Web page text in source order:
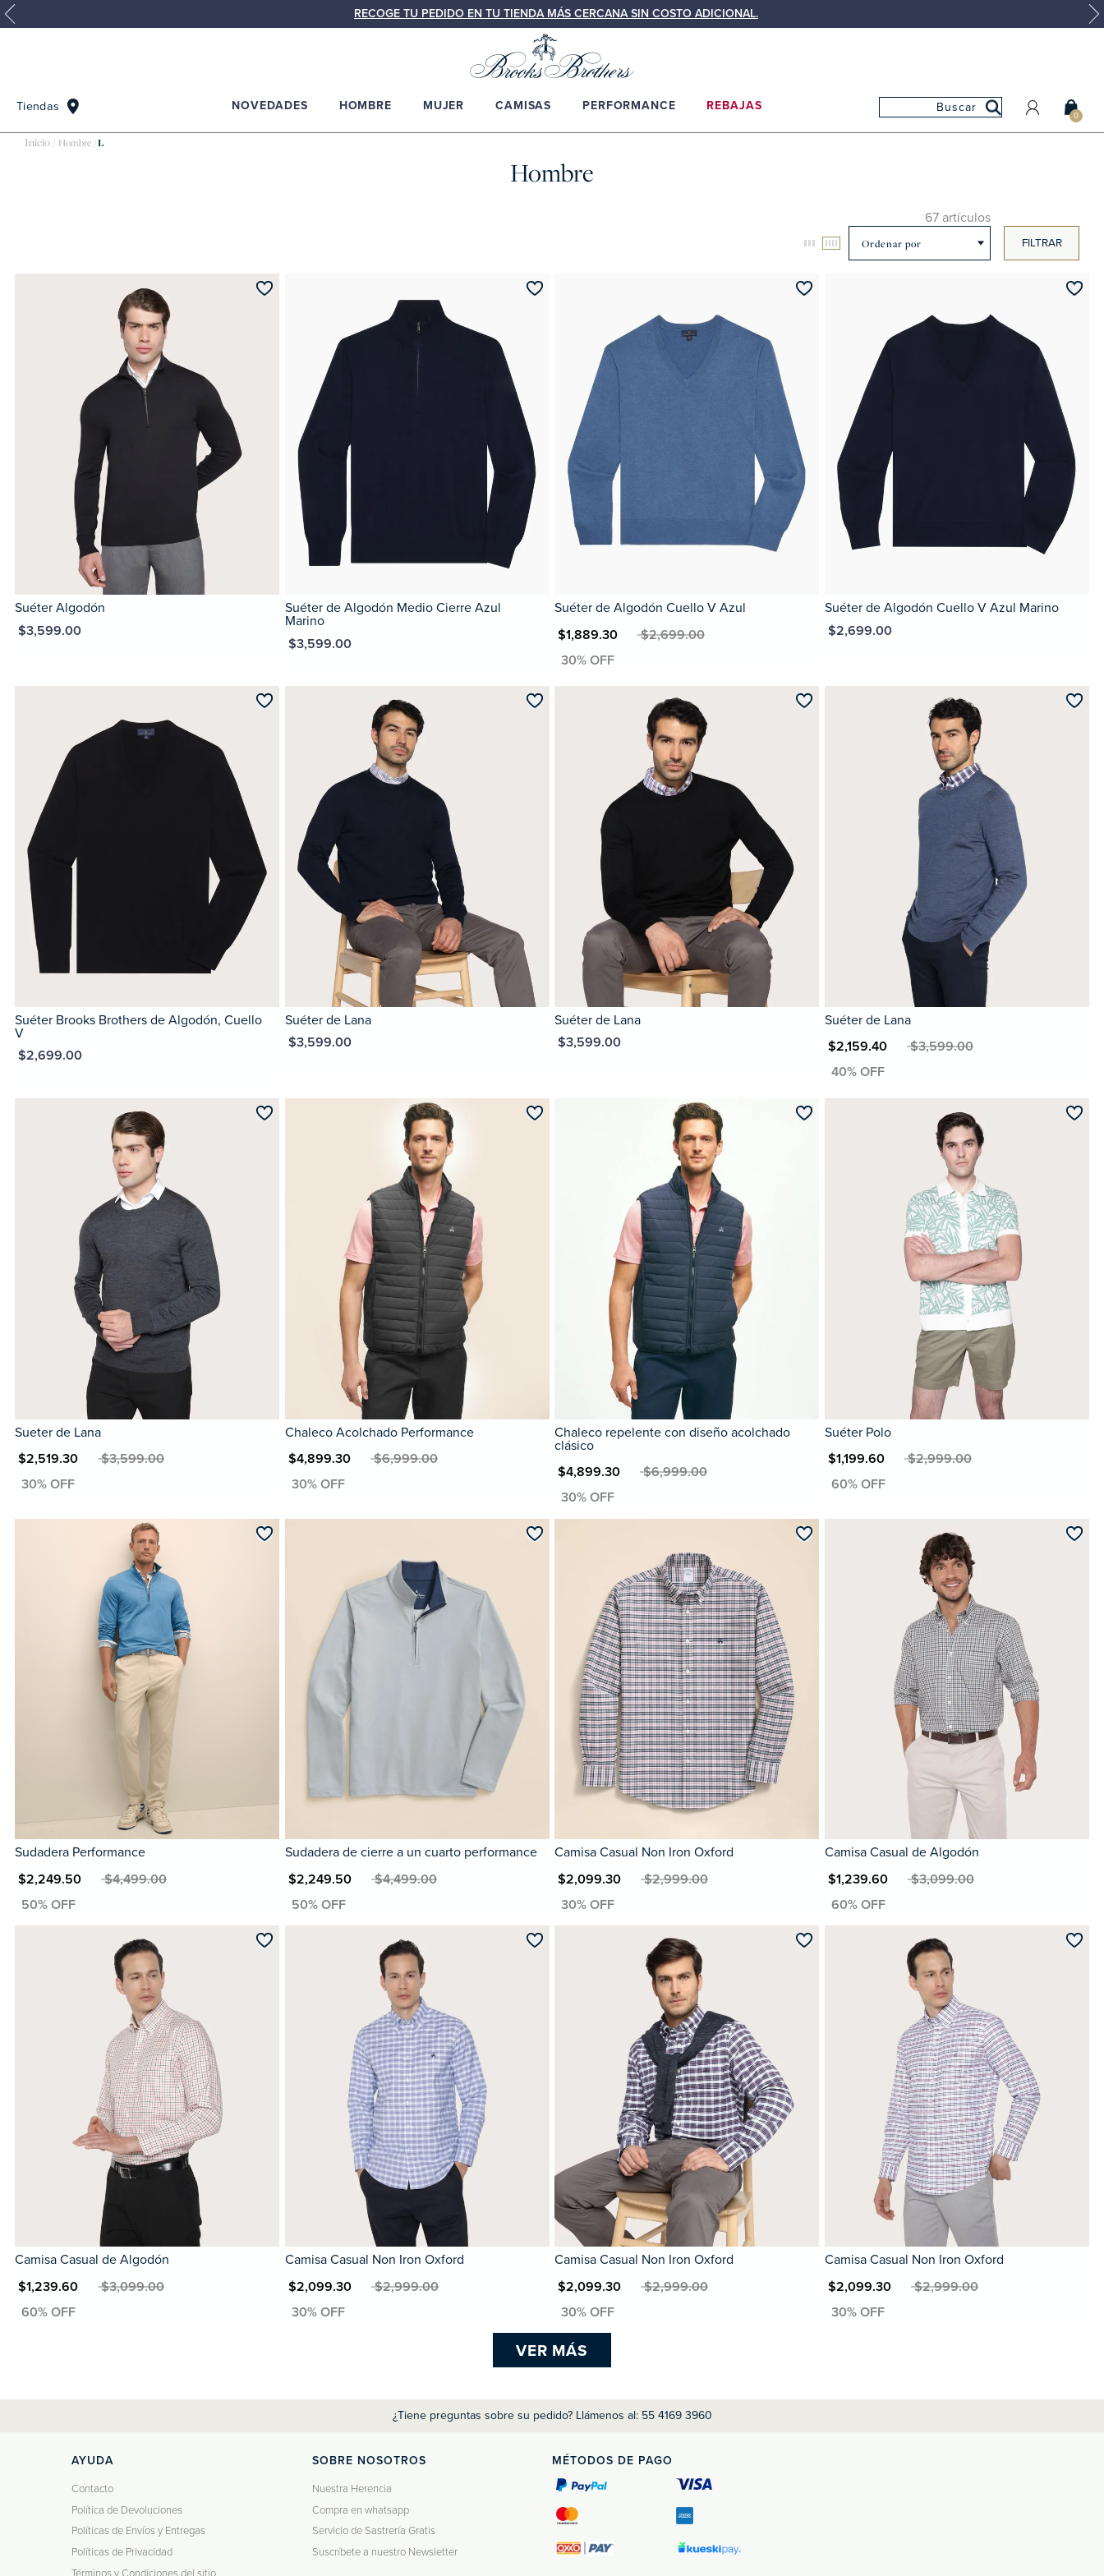
RECOGE TU PEDIDO EN TU TIENDA MÁS CERCANA SIN COSTO ADICIONAL.
Tiendas
0
NOVEDADES HOMBRE MUJER CAMISAS PERFORMANCE REBAJAS
Hombre L
Hombre
FILTRAR
67 artículos
Suéter Algodón
$3,599.00
Suéter de Algodón Medio Cierre Azul
Marino
MXN $3,599.00
Suéter de Algodón Cuello V Azul
MXN $1,889.30MXN $2,699.00
Suéter de Algodón Cuello V Azul Marino
MXN $2,699.00
Suéter Brooks Brothers de Algodón, Cuello
V
$2,699.00
Suéter de Lana
MXN $3,599.00
Suéter de Lana
MXN $3,599.00
Suéter de Lana
MXN $2,159.40MXN $3,599.00
Sueter de Lana
$2,519.30MXN $3,599.00
Chaleco Acolchado Performance
MXN $4,899.30MXN $6,999.00
Chaleco repelente con diseño acolchado
clásico
MXN $4,899.30MXN $6,999.00
Suéter Polo
MXN $1,199.60MXN $2,999.00
Sudadera Performance
$2,249.50MXN $4,499.00
Sudadera de cierre a un cuarto performance
MXN $2,249.50MXN $4,499.00
Camisa Casual Non Iron Oxford
MXN $2,099.30MXN $2,999.00
Camisa Casual de Algodón
MXN $1,239.60MXN $3,099.00
Camisa Casual de Algodón
$1,239.60MXN $3,099.00
Camisa Casual Non Iron Oxford
MXN $2,099.30MXN $2,999.00
Camisa Casual Non Iron Oxford
MXN $2,099.30MXN $2,999.00
Camisa Casual Non Iron Oxford
MXN $2,099.30MXN $2,999.00
VER MÁS
¿Tiene preguntas sobre su pedido? Llámenos al: 55 4169 3960
AYUDA
Contacto
Política de Devoluciones
Políticas de Envíos y Entregas
Políticas de Privacidad
SOBRE NOSOTROS
Nuestra Herencia
Compra en whatsapp
Servicio de Sastrería Gratis
Suscríbete a nuestro Newsletter
MÉTODOS DE PAGO